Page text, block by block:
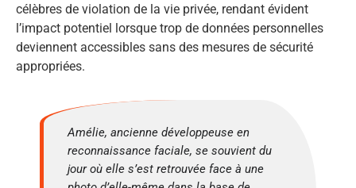
célèbres de violation de la vie privée, rendant évident
l’impact potentiel lorsque trop de données personnelles
deviennent accessibles sans des mesures de sécurité
appropriées.
Amélie, ancienne développeuse en
reconnaissance faciale, se souvient du
jour où elle s’est retrouvée face à une